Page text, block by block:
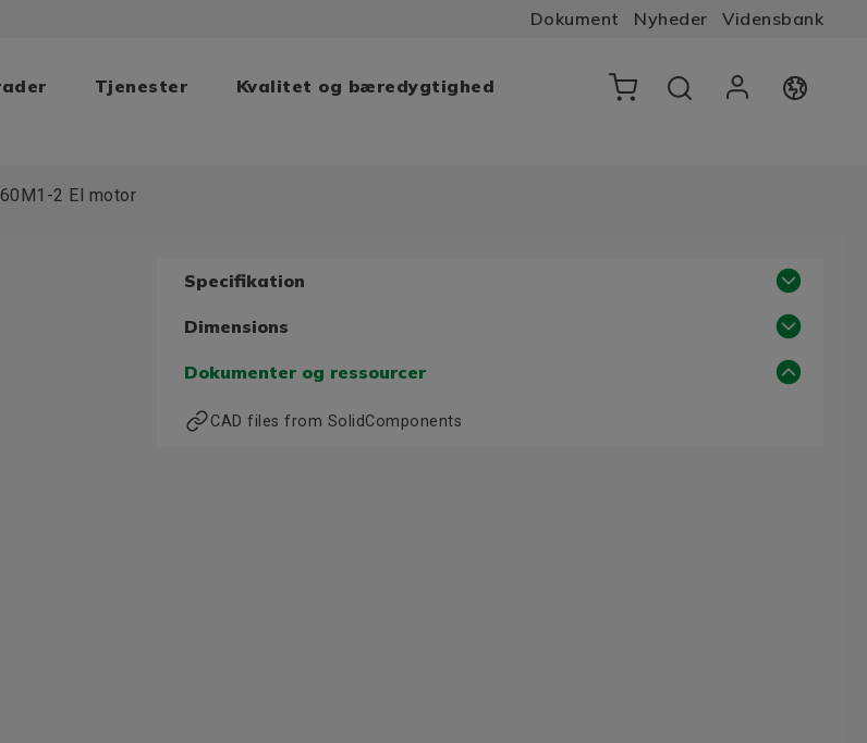
Dokument Nyheder Vidensbank
Tjenester Kvalitet og bæredygtighed
2 El motor
Specifikation
Dimensions
Dokumenter og ressourcer
CAD files from SolidComponents